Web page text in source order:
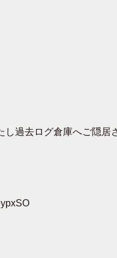
過去ログ倉庫へご隠居